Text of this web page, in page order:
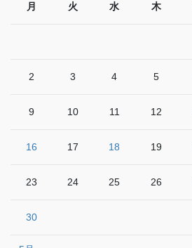
月 火 水 木
2 3 4 5
9 10 11 12
16 17 18 19
23 24 25 26
30